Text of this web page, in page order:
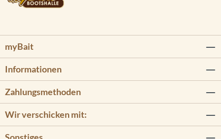
myBait
Informationen
Zahlungsmethoden
Wir verschicken mit: